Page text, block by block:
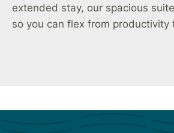
extended stay, our spacious
so you can flex from productivity